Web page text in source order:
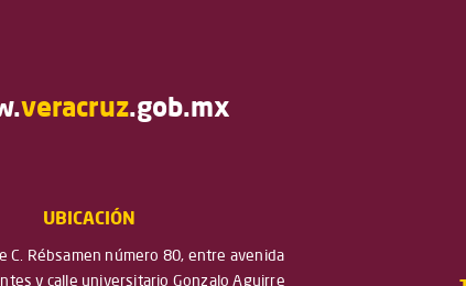
veracruz.gob.mx
UBICACIÓN
C. Rébsamen número 80, entre avenida
y calle universitario Gonzalo Aguirre